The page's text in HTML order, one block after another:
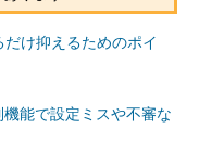
け抑えるためのポイ
能で設定ミスや不審な